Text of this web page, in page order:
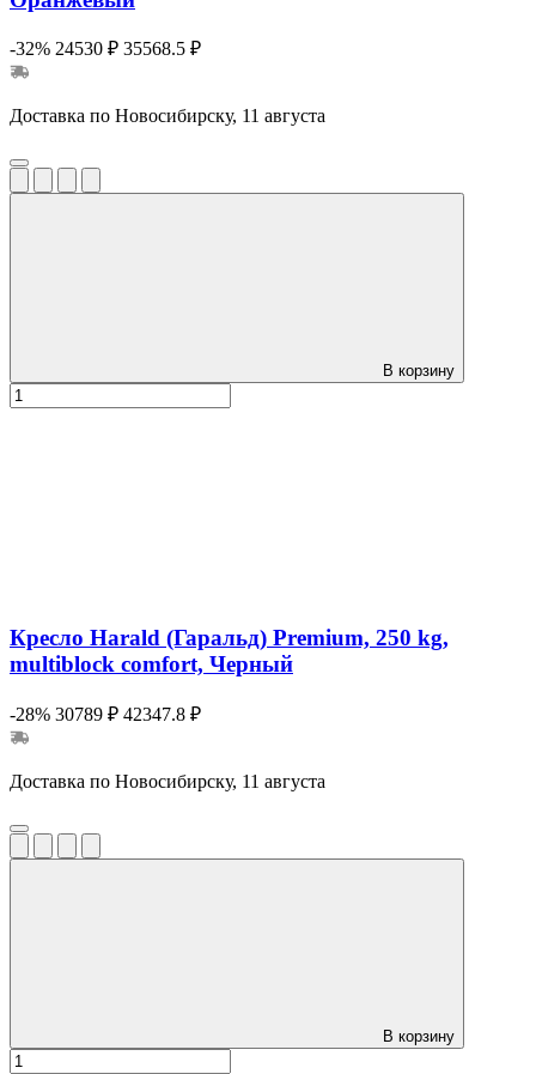
-32% 24530 ₽ 35568.5 ₽
Доставка по Новосибирску, 11 августа
В корзину
Кресло Harald (Гаральд) Premium, 250 kg,
multiblock comfort, Черный
-28% 30789 ₽ 42347.8 ₽
Доставка по Новосибирску, 11 августа
В корзину